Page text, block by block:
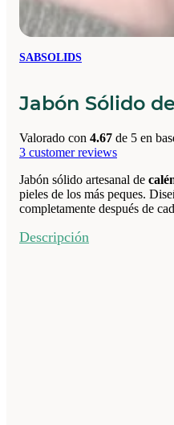
SABSOLIDS
Jabón Sólido
Valorado con 4.67 de 5 en
3 customer reviews
Jabón sólido artesanal de
pieles de los más peques.
completamente después de
Descripción